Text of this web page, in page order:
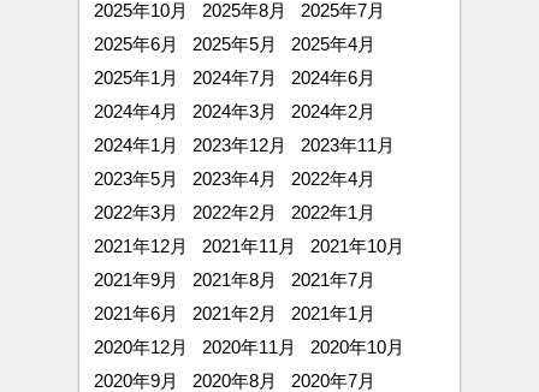
2025年10月
2025年8月
2025年7月
2025年6月
2025年5月
2025年4月
2025年1月
2024年7月
2024年6月
2024年4月
2024年3月
2024年2月
2024年1月
2023年12月
2023年11月
2023年5月
2023年4月
2022年4月
2022年3月
2022年2月
2022年1月
2021年12月
2021年11月
2021年10月
2021年9月
2021年8月
2021年7月
2021年6月
2021年2月
2021年1月
2020年12月
2020年11月
2020年10月
2020年9月
2020年8月
2020年7月